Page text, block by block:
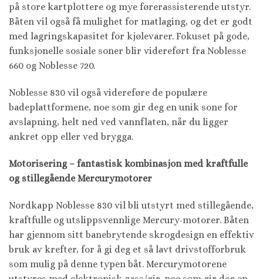
på store kartplottere og mye førerassisterende utstyr.
Båten vil også få mulighet for matlaging, og det er godt
med lagringskapasitet for kjølevarer. Fokuset på gode,
funksjonelle sosiale soner blir videreført fra Noblesse
660 og Noblesse 720.
Noblesse 830 vil også videreføre de populære
badeplattformene, noe som gir deg en unik sone for
avslapning, helt ned ved vannflaten, når du ligger
ankret opp eller ved brygga.
Motorisering – fantastisk kombinasjon med kraftfulle
og stillegående Mercurymotorer
Nordkapp Noblesse 830 vil bli utstyrt med stillegående,
kraftfulle og utslippsvennlige Mercury-motorer. Båten
har gjennom sitt banebrytende skrogdesign en effektiv
bruk av krefter, for å gi deg et så lavt drivstofforbruk
som mulig på denne typen båt. Mercurymotorene